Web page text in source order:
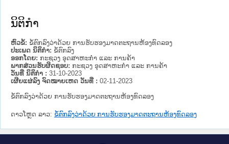
ນິຕິກໍາ
ຫົວຂໍ້: ຂໍ້ຕົກລົງວ່າດ້ວຍ ການຮັບຮອງມາດຕະຖານຫ້ອງທົດລອງ
ປະເພດ ນິຕິກໍາ: ຂໍ້ຕົກລົງ
ອອກໂດຍ: ກະຊວງ ອຸດສາຫະກຳ ແລະ ການຄ້າ
ພາກສ່ວນຮັບຜິດຊອບ: ກະຊວງ ອຸດສາຫະກຳ ແລະ ການຄ້າ
ວັນທີ່ ນິຕິກໍາ : 31-10-2023
ເຜີຍແຜ່ລົງ ຈົດໝາຍເຫດ ວັນທີ່ : 02-11-2023
ຂໍ້ຕົກລົງວ່າດ້ວຍ ການຮັບຮອງມາດຕະຖານຫ້ອງທົດລອງ
ດາວໂຫຼດ ລາວ: ຂໍ້ຕົກລົງວ່າດ້ວຍ ການຮັບຮອງມາດຕະຖານຫ້ອງທົດລອງ